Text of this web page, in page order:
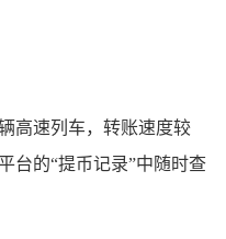
高速列车，转账速度较
台的“提币记录”中随时查